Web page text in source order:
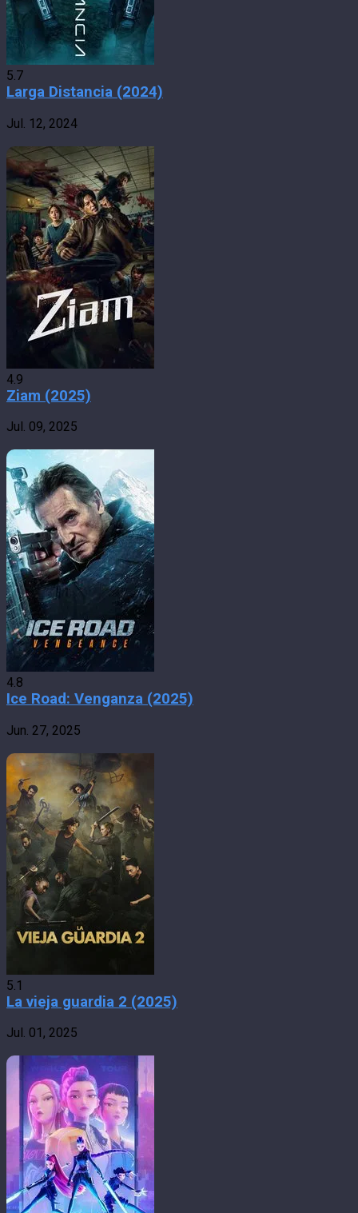
5.7
Larga Distancia (2024)
Jul. 12, 2024
4.9
Ziam (2025)
Jul. 09, 2025
4.8
Ice Road: Venganza (2025)
Jun. 27, 2025
5.1
La vieja guardia 2 (2025)
Jul. 01, 2025